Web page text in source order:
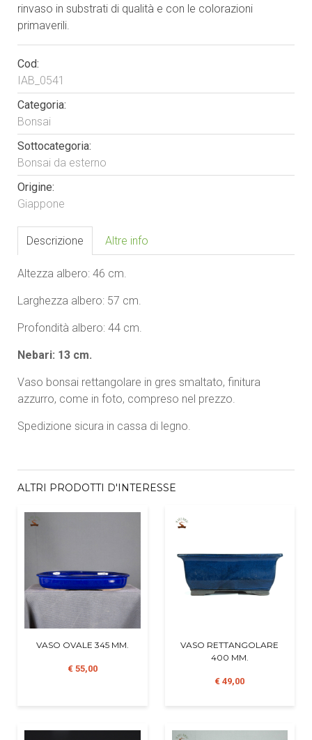
rinvaso in substrati di qualità e con le colorazioni
primaverili.
Cod:
IAB_0541
Categoria:
Bonsai
Sottocategoria:
Bonsai da esterno
Origine:
Giappone
Descrizione Altre info
Altezza albero: 46 cm.
Larghezza albero: 57 cm.
Profondità albero: 44 cm.
Nebari: 13 cm.
Vaso bonsai rettangolare in gres smaltato, finitura
azzurro, come in foto, compreso nel prezzo.
Spedizione sicura in cassa di legno.
ALTRI PRODOTTI D'INTERESSE
VASO OVALE 345 MM.
€ 55,00
VASO RETTANGOLARE
400 MM.
€ 49,00